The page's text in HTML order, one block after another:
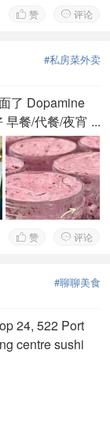
 评论
 赞
#私房菜外卖
了 Dopamine
餐/代餐/夜宵 ...
 评论
 赞
#聊聊美食
24, 522 Port
centre sushi